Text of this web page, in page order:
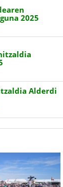
2025
Alderdi